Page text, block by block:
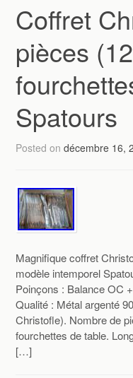
Coffret
pièces
Spatours
Posted ondécembre 16,
Magnifique coffret
modèle intemporel
Poinçons : Balance OC
Qualité : Métal argenté
Christofle). Nombre de
fourchettes de table.
[…]